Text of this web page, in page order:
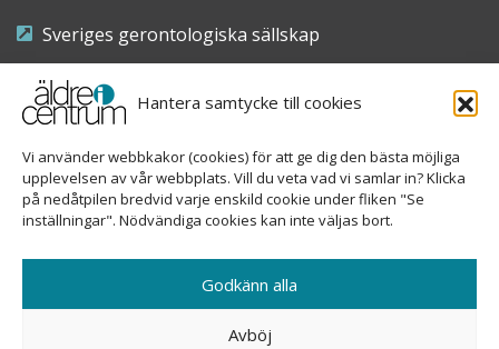
Hantera samtycke till cookies
Vi använder webbkakor (cookies) för att ge dig den bästa möjliga
upplevelsen av vår webbplats. Vill du veta vad vi samlar in? Klicka
på nedåtpilen bredvid varje enskild cookie under fliken "Se
inställningar". Nödvändiga cookies kan inte väljas bort.
Godkänn alla
Avböj
Sveriges gerontologiska sällskap
Riksföreningen för sjuksköterskor inom äldre- och
demensvård
Nationellt kompetenscentrum anhöriga
Sveavägen 155, 113 46 Stockholm